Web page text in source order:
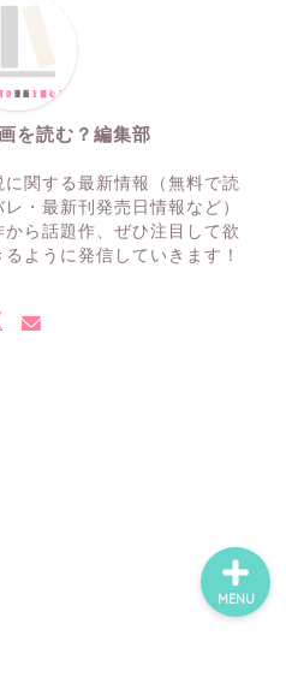
を読む？編集部
関する最新情報（無料で読
・最新刊発売日情報など）
ら話題作、ぜひ注目して欲
ように発信していきます！
MENU
ホーム